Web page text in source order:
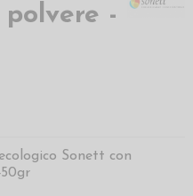
-
Sonett con